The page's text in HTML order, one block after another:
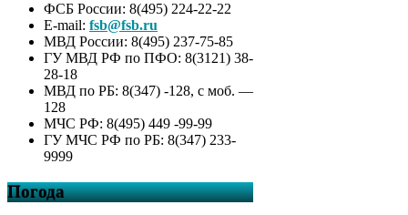
ФСБ России: 8(495) 224-22-22
E-mail: fsb@fsb.ru
МВД России: 8(495) 237-75-85
ГУ МВД РФ по ПФО: 8(3121) 38-
28-18
МВД по РБ: 8(347) -128, с моб. —
128
МЧС РФ: 8(495) 449 -99-99
ГУ МЧС РФ по РБ: 8(347) 233-
9999
Погода